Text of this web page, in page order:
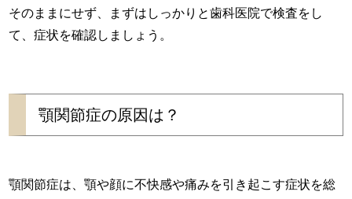
そのままにせず、まずはしっかりと歯科医院で検査をし
て、症状を確認しましょう。
顎関節症の原因は？
顎関節症は、顎や顔に不快感や痛みを引き起こす症状を総